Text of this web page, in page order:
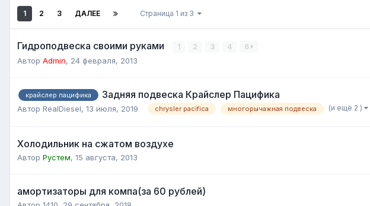
1 2 3 ДАЛЕЕ Страница 1 из 3
Гидроподвеска своими руками 1 2 3 4 6
Автор Admin, 24 февраля, 2013
крайслер пацифика Задняя подвеска Крайслер Пацифика
Автор RealDiesel, 13 июля, 2019 chrysler pacifica многорычажная подвеска (и ещё 2 )
Холодильник на сжатом воздухе
Автор Рустем, 15 августа, 2013
амортизаторы для компа(за 60 рублей)